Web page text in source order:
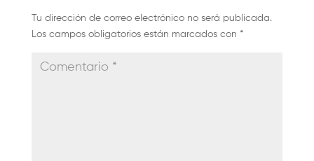
Tu dirección de correo electrónico no será publicada.
Los campos obligatorios están marcados con *